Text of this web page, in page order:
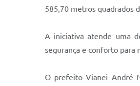
585,70 metros quadrados
A iniciativa atende uma
segurança e conforto para
O prefeito Vianei André